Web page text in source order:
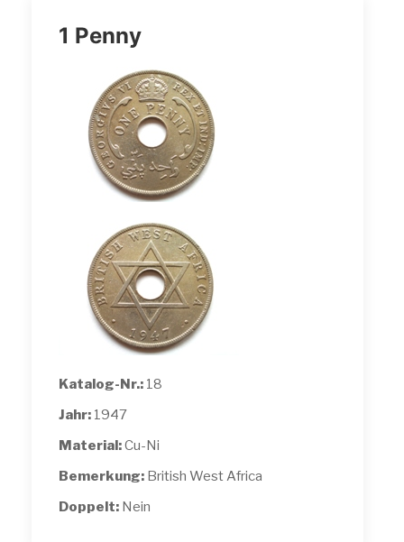
1 Penny
Katalog-Nr.: 18
Jahr: 1947
Material:Cu-Ni
Bemerkung: British West Africa
Doppelt: Nein